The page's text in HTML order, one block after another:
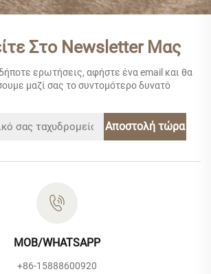
Στο Newsletter Μας
ερωτήσεις, αφήστε ένα email και θα
μαζί σας το συντομότερο δυνατό
Αποστολή τώρα
MOB/WHATSAPP
+86-15888600920